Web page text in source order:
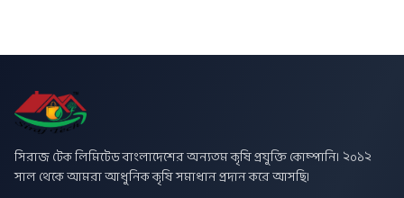
সিরাজ টেক লিমিটেড বাংলাদেশের অন্যতম কৃষি প্রযুক্তি কোম্পানি। ২০১২
সাল থেকে আমরা আধুনিক কৃষি সমাধান প্রদান করে আসছি।